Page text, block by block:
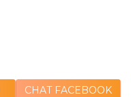
CHAT FACEBOOK